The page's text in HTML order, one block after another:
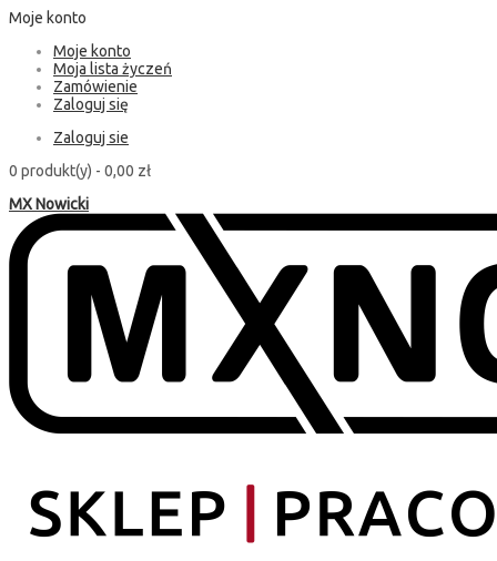
Moje konto
Moje konto
Moja lista życzeń
Zamówienie
Zaloguj się
Zaloguj sie
0 produkt(y) - 0,00 zł
MX Nowicki